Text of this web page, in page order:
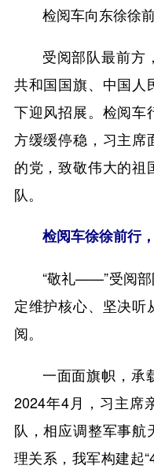
检阅车向东徐徐前
受阅部队最前方
共和国国旗、中国人
下迎风招展。检阅车
方缓缓停稳，习主席
的党，致敬伟大的祖
队。
检阅车徐徐前行
“敬礼——”受阅部
定维护核心、坚决听
阅。
一面面旗帜，承
2024年4月，习主席
队，相应调整军事航
理关系，我军构建起